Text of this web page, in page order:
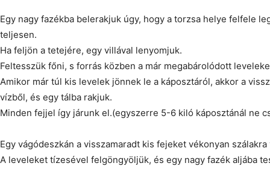
Egy nagy fazékba belerakjuk úgy, hogy a torzsa helye felfele
teljesen.
Ha feljön a tetejére, egy villával lenyomjuk.
Feltesszük főni, s forrás közben a már megabárolódott
Amikor már túl kis levelek jönnek le a káposztáról, akkor a
vízből, és egy tálba rakjuk.
Minden fejjel így járunk el.(egyszerre 5-6 kiló káposztánál ne
Egy vágódeszkán a visszamaradt kis fejeket vékonyan szálakra
A leveleket tízesével felgöngyöljük, és egy nagy fazék aljába